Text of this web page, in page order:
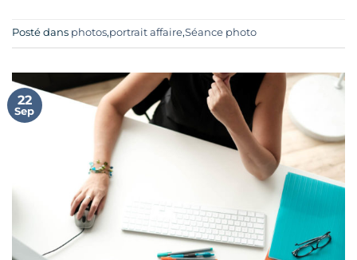
Posté dans photos,portrait affaire,Séance photo
22
Sep